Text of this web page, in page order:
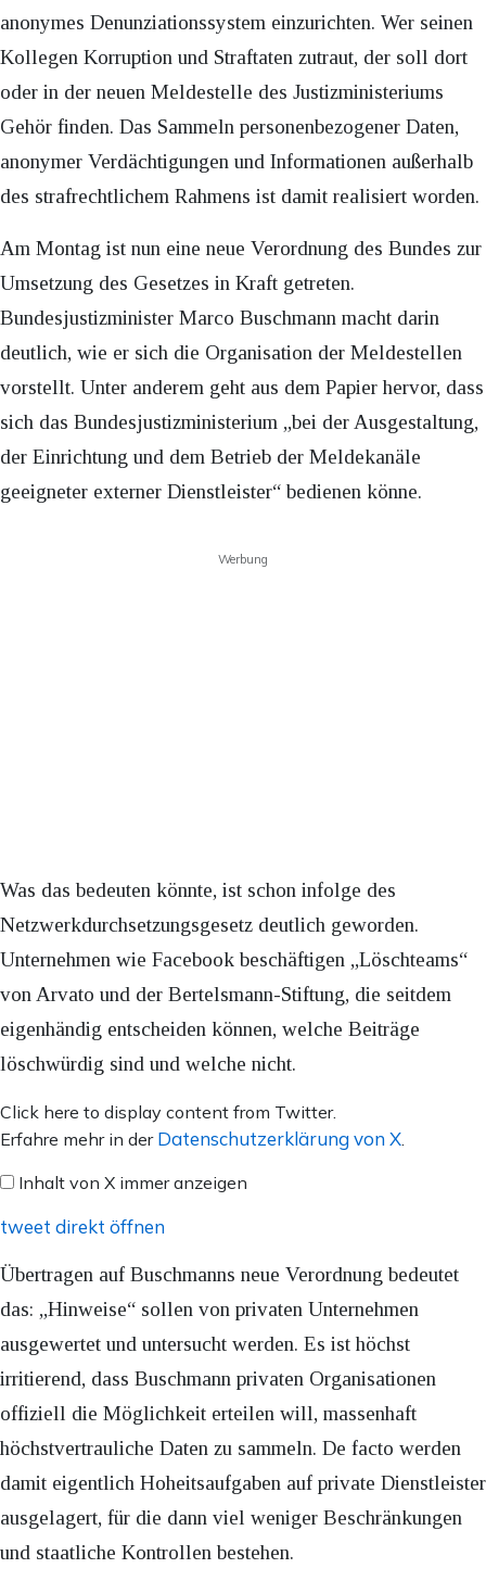
anonymes Denunziationssystem einzurichten. Wer seinen
Kollegen Korruption und Straftaten zutraut, der soll dort
oder in der neuen Meldestelle des Justizministeriums
Gehör finden. Das Sammeln personenbezogener Daten,
anonymer Verdächtigungen und Informationen außerhalb
des strafrechtlichem Rahmens ist damit realisiert worden.
Am Montag ist nun eine neue Verordnung des Bundes zur
Umsetzung des Gesetzes in Kraft getreten.
Bundesjustizminister Marco Buschmann macht darin
deutlich, wie er sich die Organisation der Meldestellen
vorstellt. Unter anderem geht aus dem Papier hervor, dass
sich das Bundesjustizministerium „bei der Ausgestaltung,
der Einrichtung und dem Betrieb der Meldekanäle
geeigneter externer Dienstleister“ bedienen könne.
Werbung
Was das bedeuten könnte, ist schon infolge des
Netzwerkdurchsetzungsgesetz deutlich geworden.
Unternehmen wie Facebook beschäftigen „Löschteams“
von Arvato und der Bertelsmann-Stiftung, die seitdem
eigenhändig entscheiden können, welche Beiträge
löschwürdig sind und welche nicht.
Inhalt
von
anzeigen
Click here to display content from Twitter.
Erfahre mehr in der Datenschutzerklärung von X.
Inhalt von X immer anzeigen
tweet direkt öffnen
Übertragen auf Buschmanns neue Verordnung bedeutet
das: „Hinweise“ sollen von privaten Unternehmen
ausgewertet und untersucht werden. Es ist höchst
irritierend, dass Buschmann privaten Organisationen
offiziell die Möglichkeit erteilen will, massenhaft
höchstvertrauliche Daten zu sammeln. De facto werden
damit eigentlich Hoheitsaufgaben auf private Dienstleister
ausgelagert, für die dann viel weniger Beschränkungen
und staatliche Kontrollen bestehen.